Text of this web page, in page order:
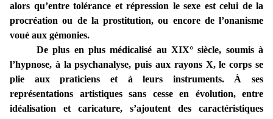
alors qu’entre tolérance et répression le sexe est celui de la
procréation ou de la prostitution, ou encore de l’onanisme
voué aux gémonies.
De plus en plus médicalisé au XIX° siècle, soumis à
l’hypnose, à la psychanalyse, puis aux rayons X, le corps se
plie aux praticiens et à leurs instruments. À ses
représentations artistiques sans cesse en évolution, entre
idéalisation et caricature, s’ajoutent des caractéristiques